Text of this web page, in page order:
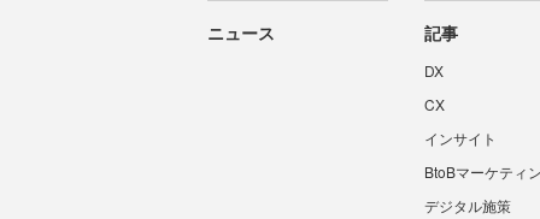
ニュース 記事
DX
CX
インサイト
BtoBマーケティ
デジタル施策